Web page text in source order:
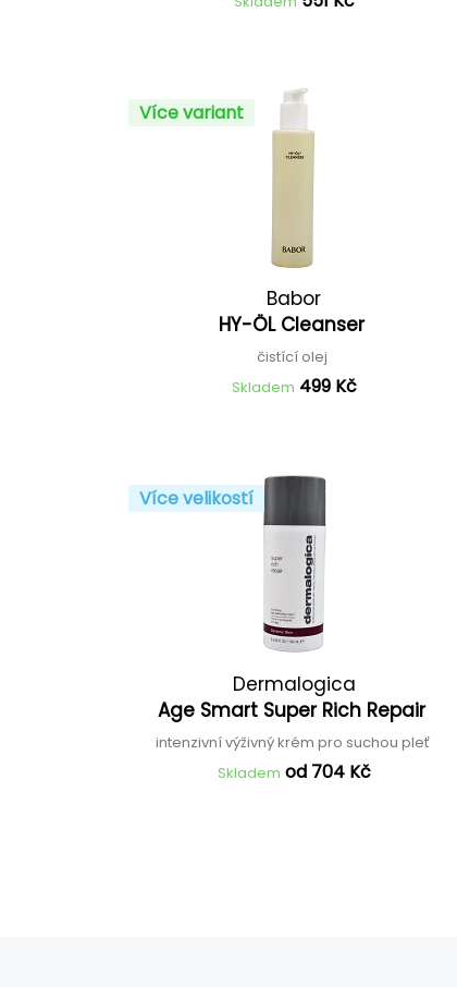
Více variant
Babor
HY-ÖL Cleanser
čistící olej
Skladem 499 Kč
Více velikostí
Dermalogica
Age Smart Super Rich Repair
intenzivní výživný krém pro suchou pleť
Skladem od 704 Kč